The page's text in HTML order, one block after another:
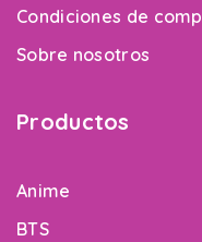
Condiciones de
Sobre nosotros
Productos
Anime
BTS